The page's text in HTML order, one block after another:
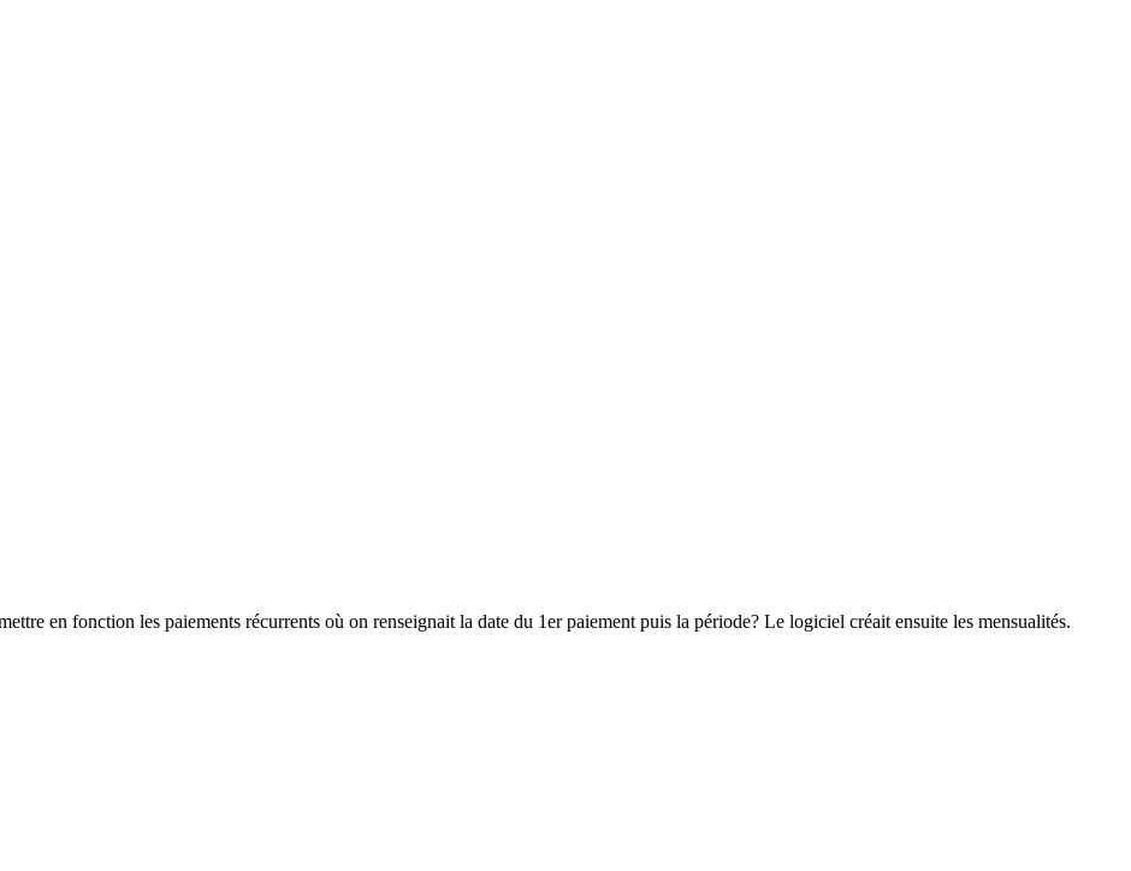
en fonction les paiements récurrents où on renseignait la date du 1er paiement puis la période? Le logiciel créait ensuite les mensualités.